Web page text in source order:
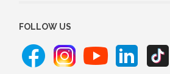
FOLLOW US